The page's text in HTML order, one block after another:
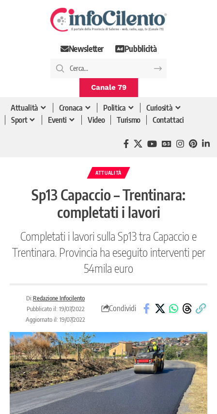
Newsletter Pubblicità
Canale 79
Attualità Cronaca Politica
Curiosità
Sport
Eventi Video Turismo Contattaci
ATTUALITÀ
Sp13 Capaccio – Trentinara:
completati i lavori
Completati i lavori sulla Sp13 tra Capaccio e
Trentinara. Provincia ha eseguito interventi per
54mila euro
Di:Redazione Infocilento
Pubblicato il: 19/07/2022
Aggiornato il: 19/07/2022
Condividi